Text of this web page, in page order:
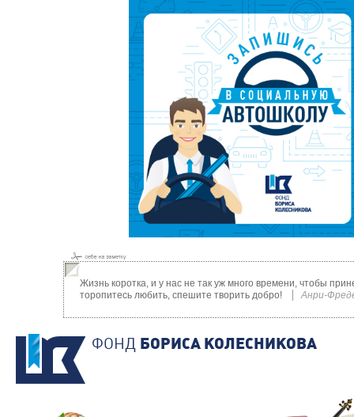
Жизнь коротка, и у нас не так уж много времени, чтобы
торопитесь любить, спешите творить добро!
Анри-
ФОНД БОРИСА КОЛЕСНИКОВА